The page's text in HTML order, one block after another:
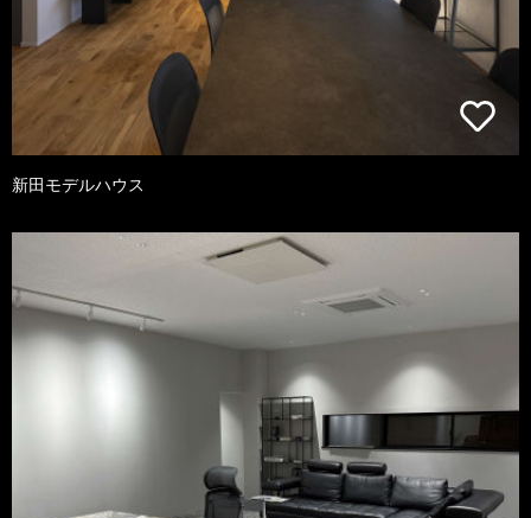
新田モデルハウス